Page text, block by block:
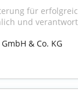
für
und
& Co. KG